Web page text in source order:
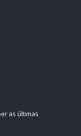
as últimas